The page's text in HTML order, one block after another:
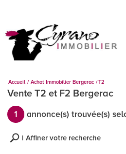
Accueil Achat Immobilier Bergerac T2
Vente T2 et F2 Bergerac
1 annonce(s) trouvée(s)
Affiner votre recherche